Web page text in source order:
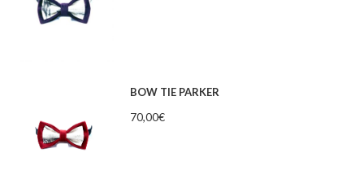
BOW TIE PARKER
70,00€